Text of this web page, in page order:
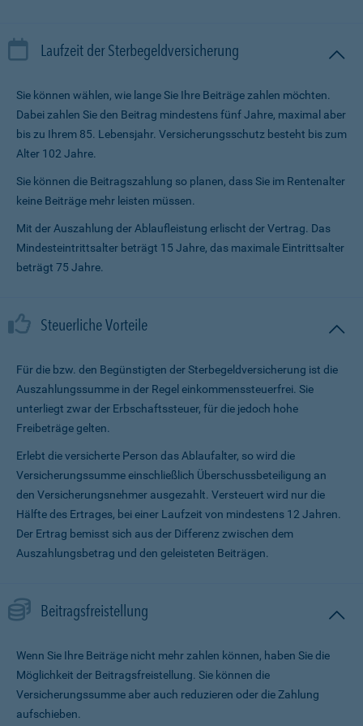
Laufzeit der Sterbegeldversicherung
Sie können wählen, wie lange Sie Ihre Beiträge zahlen möchten.
Dabei zahlen Sie den Beitrag mindestens fünf Jahre, maximal aber
bis zu Ihrem 85. Lebensjahr. Versicherungsschutz besteht bis zum
Alter 102 Jahre.
Sie können die Beitragszahlung so planen, dass Sie im Renten­alter
keine Beiträge mehr leisten müssen.
Mit der Auszahlung der Ablaufleistung erlischt der Vertrag. Das
Mindesteintrittsalter beträgt 15 Jahre, das maximale Eintrittsalter
beträgt 75 Jahre.
Steuerliche Vorteile
Für die bzw. den Begünstigten der Sterbegeldversicherung ist die
Auszahlungssumme in der Regel einkommenssteuerfrei. Sie
unterliegt zwar der Erbschaftssteuer, für die jedoch hohe
Freibeträge gelten.
Erlebt die versicherte Person das Ablaufalter, so wird die
Versicherungssumme ein­schließlich Überschussbeteiligung an
den Versicherungsnehmer ausgezahlt. Versteuert wird nur die
Hälfte des Ertrages, bei einer Laufzeit von mindestens 12 Jahren.
Der Ertrag bemisst sich aus der Differenz zwischen dem
Auszahlungsbetrag und den geleisteten Beiträgen.
Beitragsfreistellung
Wenn Sie Ihre Beiträge nicht mehr zahlen können, haben Sie die
Möglichkeit der Beitragsfreistellung. Sie können die
Versicherungssumme aber auch reduzieren oder die Zahlung
aufschieben.